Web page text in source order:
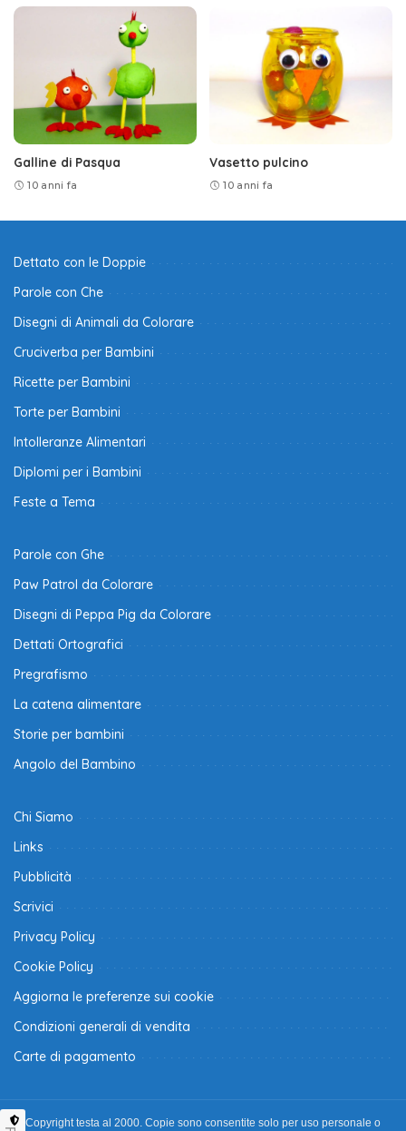
Galline di Pasqua
10 anni fa
Vasetto pulcino
10 anni fa
Dettato con le Doppie
Parole con Che
Disegni di Animali da Colorare
Cruciverba per Bambini
Ricette per Bambini
Torte per Bambini
Intolleranze Alimentari
Diplomi per i Bambini
Feste a Tema
Parole con Ghe
Paw Patrol da Colorare
Disegni di Peppa Pig da Colorare
Dettati Ortografici
Pregrafismo
La catena alimentare
Storie per bambini
Angolo del Bambino
Chi Siamo
Links
Pubblicità
Scrivici
Privacy Policy
Cookie Policy
Aggiorna le preferenze sui cookie
Condizioni generali di vendita
Carte di pagamento
Copyright testa al 2000. Copie sono consentite solo per uso personale o